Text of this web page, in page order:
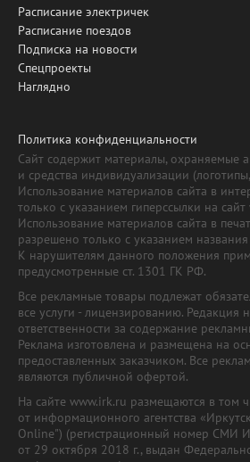
Расписание электричек
Расписание поездов
Подписка на новости
Спецпроекты
Наглядно
Политика конфиденциальности
Сайт содержит материалы, охраняемые
и средства индивидуализации
Использование материалов сайта в
только с указанием гиперссылки на
Использование материалов сайта в
разрешено только с указанием
К нарушителям данного положения
предусмотренные ст. 1301 ГК РФ.
Все рекламные товары подлежат
все услуги - лицензированию. Редакция
ответственности за содержание
Реклама изготовлена и размещена на
предоставленных заказчиком. Все
являются публичной офертой.
На сайте www.irk.ru размещаются в том
от информационного агентства
Online") (регистрационный номер
от 29 октября 2018 г., выдан